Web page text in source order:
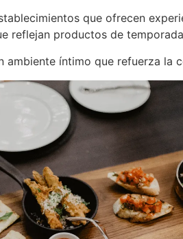
que ofrecen
reflejan productos de
ambiente íntimo que refuerza la